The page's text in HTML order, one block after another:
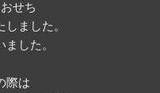
せち
ました。
した。
際は